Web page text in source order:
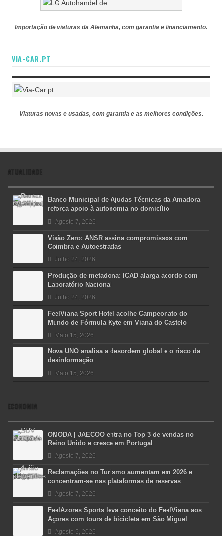
Importação de viaturas da Alemanha, com garantia e financiamento.
VIA-CAR.PT
Viaturas novas e usadas, com garantia e as melhores condições.
ATUALIDADE
Banco Municipal de Ajudas Técnicas da Amadora
reforça apoio à autonomia no domicílio
Agosto 7, 2026
Visão Zero: ANSR assina compromissos com
Coimbra e Autoestradas
Julho 24, 2026
Produção de metadona: ICAD alarga acordo com
Laboratório Nacional
Julho 24, 2026
FeelViana Sport Hotel acolhe Campeonato do
Mundo de Fórmula Kyte em Viana do Castelo
Maio 15, 2026
Nova UNO analisa a desordem global e o risco da
desinformação
Maio 15, 2026
ECONOMIA
OMODA | JAECOO entra no Top 3 de vendas no
Reino Unido e cresce em Portugal
Agosto 7, 2026
Reclamações no Turismo aumentam em 2026 e
concentram-se nas plataformas de reservas
Agosto 7, 2026
FeelAzores Sports leva conceito do FeelViana aos
Açores com tours de bicicleta em São Miguel
Agosto 5, 2026